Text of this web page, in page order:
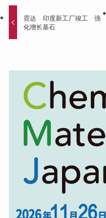
霓达 印度新工厂竣工 强
化增长基石